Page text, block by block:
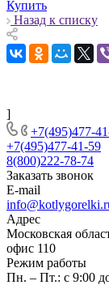
Купить
Назад к списку
]
+7(495)477-
+7(495)477-41-59
8(800)222-78-74
Заказать звонок
E-mail
Адрес
Московская
офис 110
Режим работы
Пн. – Пт.: с 9:00